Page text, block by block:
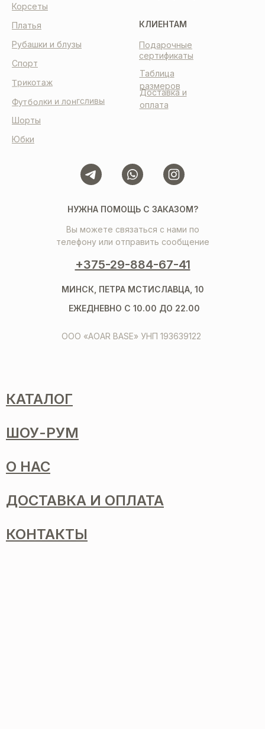
КЛИЕНТАМ
Таблица
размеров
Доставка и
оплата
Подарочные
сертификаты
НУЖНА ПОМОЩЬ С ЗАКАЗОМ?
Вы можете связаться с нами по
телефону или отправить сообщение
+375-29-884-67-41
ООО «AOAR BASE» УНП 193639122
МИНСК, ПЕТРА МСТИСЛАВЦА, 10
ЕЖЕДНЕВНО С 10.00 ДО 22.00
Корсеты
Платья
Шорты
Спорт
Рубашки и блузы
Трикотаж
Футболки и лонгсливы
Юбки
КАТАЛОГ
ШОУ-РУМ
О НАС
ДОСТАВКА И ОПЛАТА
КОНТАКТЫ